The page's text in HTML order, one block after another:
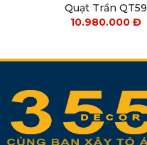
Quạt Trần QT59
10.980.000Đ